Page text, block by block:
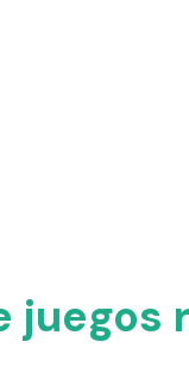
juegos